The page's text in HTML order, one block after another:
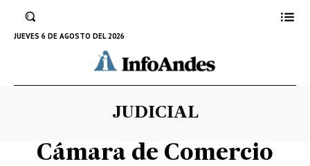
JUEVES 6 DE AGOSTO DEL 2026
JUDICIAL
Cámara de Comercio